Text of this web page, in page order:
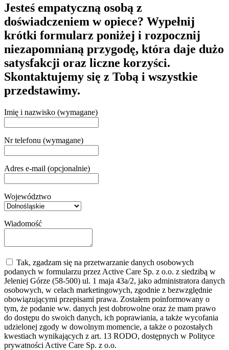
Jesteś empatyczną osobą z
doświadczeniem w opiece? Wypełnij
krótki formularz poniżej i rozpocznij
niezapomnianą przygodę, która daje dużo
satysfakcji oraz liczne korzyści.
Skontaktujemy się z Tobą i wszystkie
przedstawimy.
Imię i nazwisko (wymagane)
Nr telefonu (wymagane)
Adres e-mail (opcjonalnie)
Województwo
Wiadomość
Tak, zgadzam się na przetwarzanie danych osobowych
podanych w formularzu przez Active Care Sp. z o.o. z siedzibą w
Jeleniej Górze (58-500) ul. 1 maja 43a/2, jako administratora danych
osobowych, w celach marketingowych, zgodnie z bezwzględnie
obowiązującymi przepisami prawa. Zostałem poinformowany o
tym, że podanie ww. danych jest dobrowolne oraz że mam prawo
do dostępu do swoich danych, ich poprawiania, a także wycofania
udzielonej zgody w dowolnym momencie, a także o pozostałych
kwestiach wynikających z art. 13 RODO, dostępnych w Polityce
prywatności Active Care Sp. z o.o.